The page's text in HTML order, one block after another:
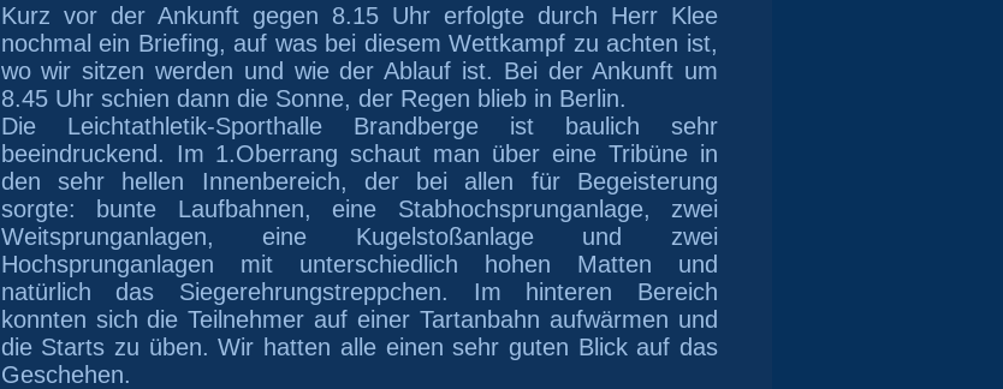
Kurz vor der Ankunft gegen 8.15 Uhr erfolgte durch Herr Klee
nochmal ein Briefing, auf was bei diesem Wettkampf zu achten ist,
wo wir sitzen werden und wie der Ablauf ist. Bei der Ankunft um
8.45 Uhr schien dann die Sonne, der Regen blieb in Berlin.
Die Leichtathletik-Sporthalle Brandberge ist baulich sehr
beeindruckend. Im 1.Oberrang schaut man über eine Tribüne in
den sehr hellen Innenbereich, der bei
allen für Begeisterung
sorgte: bunte Laufbahnen, eine Stabhochsprunganlage,
zwei
Weitsprunganlagen, eine Kugelstoßanlage
und zwei
Hochsprunganlagen
mit unterschiedlich hohen Matten und
natürlich das Siegerehrungstreppchen. Im hinteren Bereich
konnten sich die Teilnehmer auf einer Tartanbahn aufwärmen und
die Starts zu üben. Wir hatten alle einen sehr guten Blick auf das
Geschehen.